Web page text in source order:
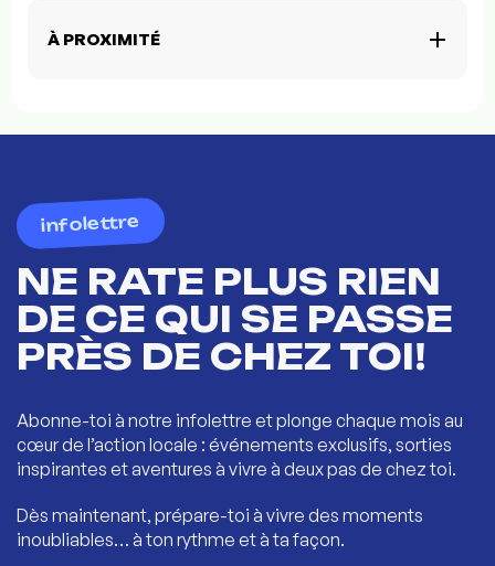
À PROXIMITÉ
infolettre
NE RATE PLUS RIEN
DE CE QUI SE PASSE
PRÈS DE CHEZ TOI!
Abonne-toi à notre infolettre et plonge chaque mois au
cœur de l’action locale : événements exclusifs, sorties
inspirantes et aventures à vivre à deux pas de chez toi.
Dès maintenant, prépare-toi à vivre des moments
inoubliables… à ton rythme et à ta façon.